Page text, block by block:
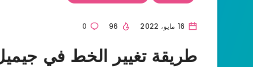
0
طريقة تغيير الخط في